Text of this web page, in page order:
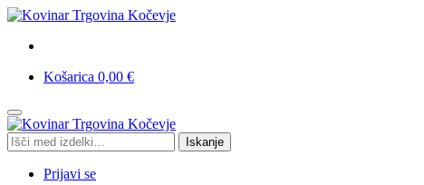
Košarica 0,00 €
Skip
to
navigation
Skip
to
content
Išči: Iskanje
Prijavi se